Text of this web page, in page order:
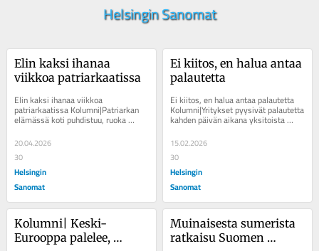
Helsingin Sanomat
Elin kaksi ihanaa
viikkoa patriarkaatissa
Elin kaksi ihanaa viikkoa
patriarkaatissa Kolumni|Patriarkan
elämässä koti puhdistuu, ruoka
ilmestyy pöytään ja pyykit
peseytyvät. Lapsesta saa...
20.04.2026
30
Helsingin
Sanomat
Ei kiitos, en halua antaa
palautetta
Ei kiitos, en halua antaa palautetta
Kolumni|Yritykset pyysivät palautetta
kahden päivän aikana yksitoista
kertaa. En antanut, ärsyynnyin....
15.02.2026
30
Helsingin
Sanomat
Kolumni| Keski-
Eurooppa palelee,
Muinaisesta sumerista
ratkaisu Suomen